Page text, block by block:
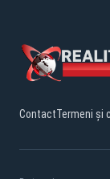
ContactTermeni și